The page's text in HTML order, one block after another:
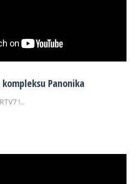
Panonika
!...